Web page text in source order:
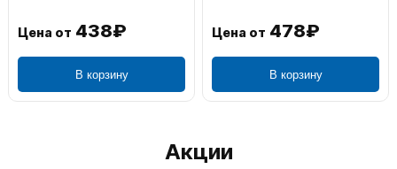
Цена от 438₽
В корзину
Цена от 478₽
В корзину
Акции